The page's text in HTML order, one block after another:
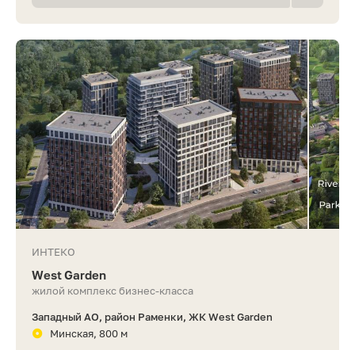
ИНТЕКО
West Garden
жилой комплекс бизнес-класса
Западный АО, район Раменки, ЖК West Garden
Минская, 800 м